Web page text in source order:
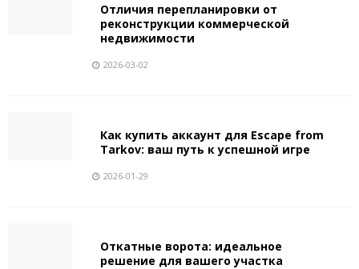
Отличия перепланировки от
реконструкции коммерческой
недвижимости
2026-03-02
Как купить аккаунт для Escape from
Tarkov: ваш путь к успешной игре
2026-01-29
Откатные ворота: идеальное
решение для вашего участка